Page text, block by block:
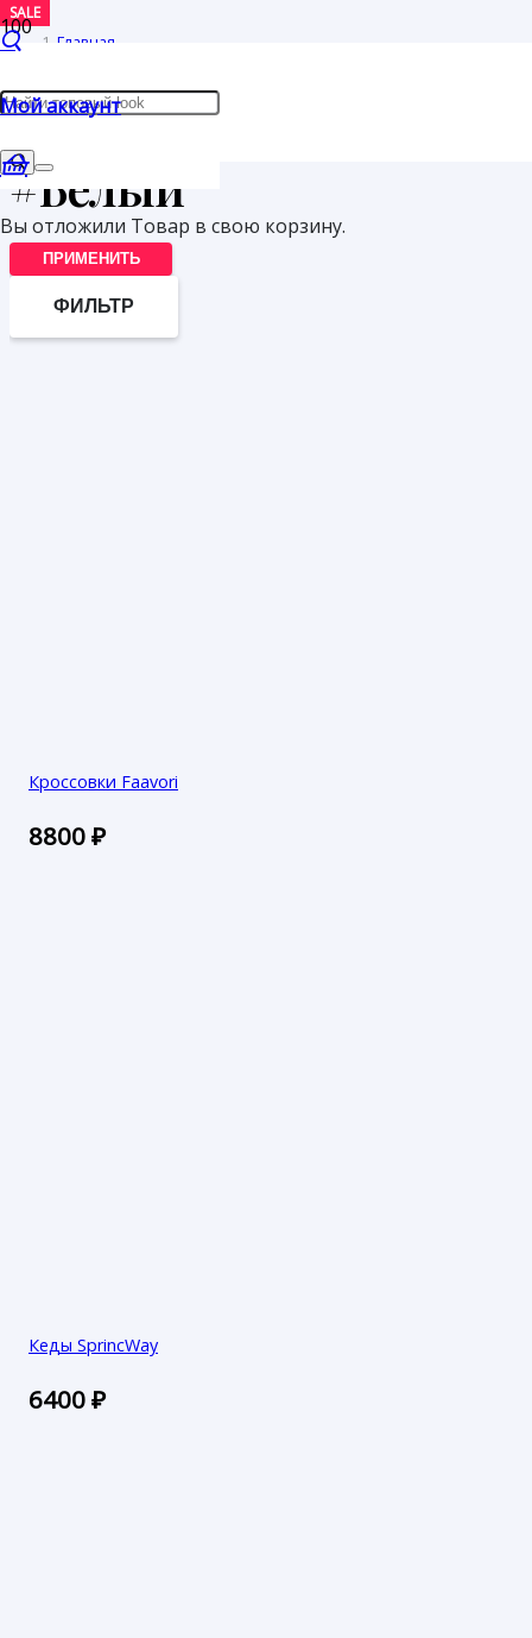
Мой аккаунт
Вы отложили Товар в свою корзину.
Главная
Товары с меткой “#Белый”
#Белый
ПРИМЕНИТЬ
ФИЛЬТР
Кроссовки Faavori
8800₽
Кеды SprincWay
6400₽
SALE
SALE
SALE